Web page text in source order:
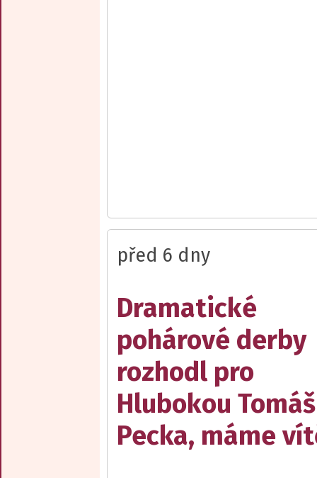
před 6 dny
Dramatické
pohárové derby
rozhodl pro
Hlubokou Tomáš
Pecka, máme